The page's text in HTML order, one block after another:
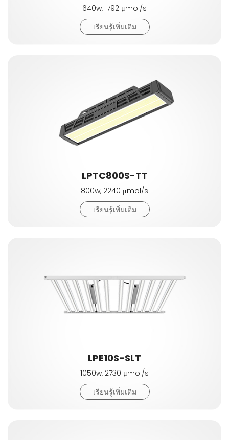
640w, 1792 μmol/s
เรียนรู้เพิ่มเติม
LPTC800S-TT
800w, 2240 μmol/s
เรียนรู้เพิ่มเติม
LPE10S-SLT
1050w, 2730 μmol/s
เรียนรู้เพิ่มเติม